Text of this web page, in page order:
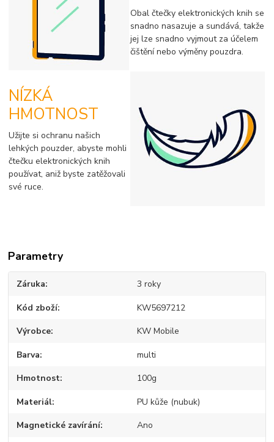
Obal čtečky elektronických knih se
snadno nasazuje a sundává, takže
jej lze snadno vyjmout za účelem
čištění nebo výměny pouzdra.
NÍZKÁ
HMOTNOST
Užijte si ochranu našich
lehkých pouzder, abyste mohli
čtečku elektronických knih
používat, aniž byste zatěžovali
své ruce.
Parametry
Záruka 3 roky
Kód zboží KW5697212
Výrobce KW Mobile
Barva multi
Hmotnost 100g
Materiál PU kůže (nubuk)
Magnetické zavírání Ano